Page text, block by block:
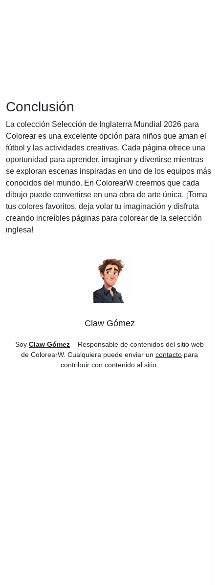
Conclusión
La colección Selección de Inglaterra Mundial 2026 para
Colorear es una excelente opción para niños que aman el
fútbol y las actividades creativas. Cada página ofrece una
oportunidad para aprender, imaginar y divertirse mientras
se exploran escenas inspiradas en uno de los equipos más
conocidos del mundo. En ColorearW creemos que cada
dibujo puede convertirse en una obra de arte única. ¡Toma
tus colores favoritos, deja volar tu imaginación y disfruta
creando increíbles páginas para colorear de la selección
inglesa!
Claw Gómez
Soy Claw Gómez – Responsable de contenidos del sitio web
de ColorearW. Cualquiera puede enviar un contacto para
contribuir con contenido al sitio.